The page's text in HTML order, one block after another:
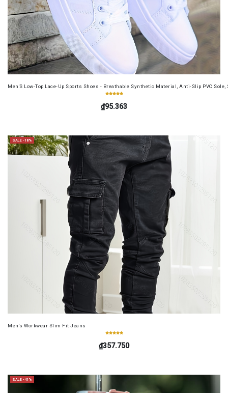
Men'S Low-Top Lace-Up Sports Shoes - Breathable Synthetic Material, Anti-Slip PVC
₫95.363
SALE -18%
Men's Workwear Slim Fit Jeans
₫357.750
SALE -41%